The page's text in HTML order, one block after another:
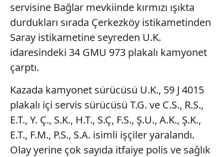
servisine Bağlar mevkiinde kırmızı ışıkta
durdukları sırada Çerkezköy istikametinden
Saray istikametine seyreden U.K.
idaresindeki 34 GMU 973 plakalı kamyonet
çarptı.
Kazada kamyonet sürücüsü U.K., 59 J 4015
plakalı içi servis sürücüsü T.G. ve C.S., R.S.,
E.T., Y. Ç., S.K., H.T., S.Ç, F.S., Ş.U., A.K., Ş.K.,
E.T., F.M., P.S., S.A. isimli işçiler yaralandı.
Olay yerine çok sayıda itfaiye polis ve sağlık